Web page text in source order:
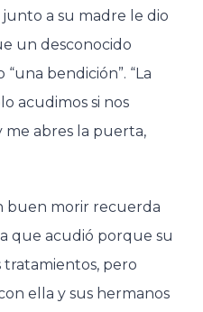
a su madre le dio
un desconocido
bendición”. “La
acudimos si nos
me abres la puerta,
buen morir recuerda
que acudió porque su
tratamientos, pero
ella y sus hermanos